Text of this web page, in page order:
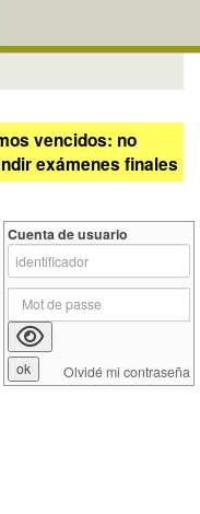
vencidos: no
exámenes finales
Cuenta de usuario
Olvidé mi contraseña